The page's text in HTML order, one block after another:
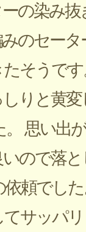
の染み抜
のセータ
そうで
りと黄変
思い出が
ので落と
頼でし
サッパ